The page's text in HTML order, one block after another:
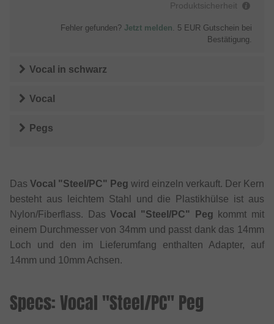
Produktsicherheit
Fehler gefunden? Jetzt melden. 5 EUR Gutschein bei
Bestätigung.
Vocal in schwarz
Vocal
Pegs
Das Vocal "Steel/PC" Peg wird einzeln verkauft. Der Kern
besteht aus leichtem Stahl und die Plastikhülse ist aus
Nylon/Fiberflass. DasVocal "Steel/PC" Peg kommt mit
einem Durchmesser von 34mm und passt dank das 14mm
Loch und den im Lieferumfang enthalten Adapter, auf
14mm und 10mm Achsen.
Specs: Vocal "Steel/PC" Peg